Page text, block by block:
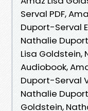
Serval PDF,
Duport-Serval
Nathalie
Lisa Goldstein,
Audiobook,
Duport-Serval
Nathalie
Goldstein,